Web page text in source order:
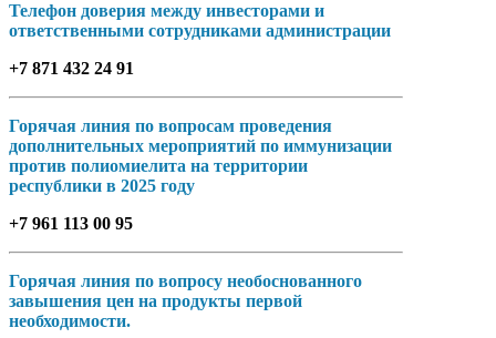
Телефон доверия между инвесторами и
ответственными сотрудниками администрации
+7 871 432 24 91
Горячая линия по вопросам проведения
дополнительных мероприятий по иммунизации
против полиомиелита на территории
республики в 2025 году
+7 961 113 00 95
Горячая линия по вопросу необоснованного
завышения цен на продукты первой
необходимости.